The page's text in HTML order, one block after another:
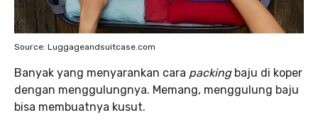
Source: Luggageandsuitcase.com
Banyak yang menyarankan cara packingbaju di koper
dengan menggulungnya. Memang, menggulung baju
bisa membuatnya kusut.